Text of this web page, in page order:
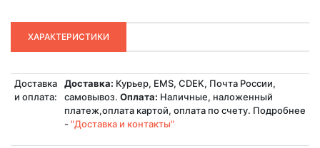
ХАРАКТЕРИСТИКИ
Доставка
и оплата:
Доставка: Курьер, EMS, CDEK, Почта России,
самовывоз. Оплата: Наличные, наложенный
платеж,оплата картой, оплата по счету. Подробнее
- "Доставка и контакты"